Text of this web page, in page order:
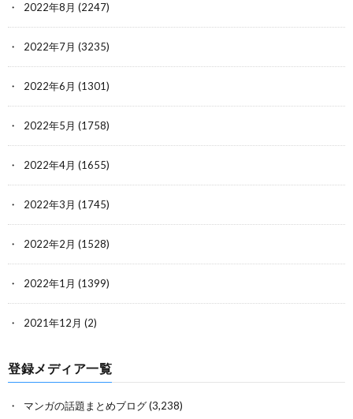
2022年8月 (2247)
2022年7月 (3235)
2022年6月 (1301)
2022年5月 (1758)
2022年4月 (1655)
2022年3月 (1745)
2022年2月 (1528)
2022年1月 (1399)
2021年12月 (2)
登録メディア一覧
マンガの話題まとめブログ(3,238)